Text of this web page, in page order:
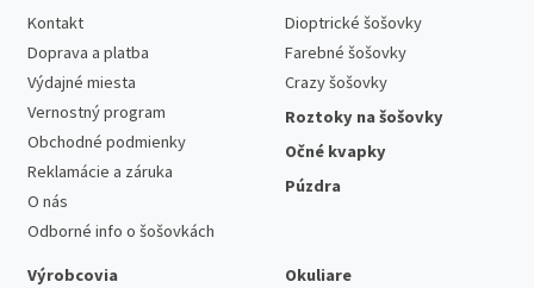
Kontakt
Doprava a platba
Výdajné miesta
Vernostný program
Obchodné podmienky
Reklamácie a záruka
O nás
Odborné info o šošovkách
Dioptrické šošovky
Farebné šošovky
Crazy šošovky
Roztoky na šošovky
Očné kvapky
Púzdra
Výrobcovia
Okuliare